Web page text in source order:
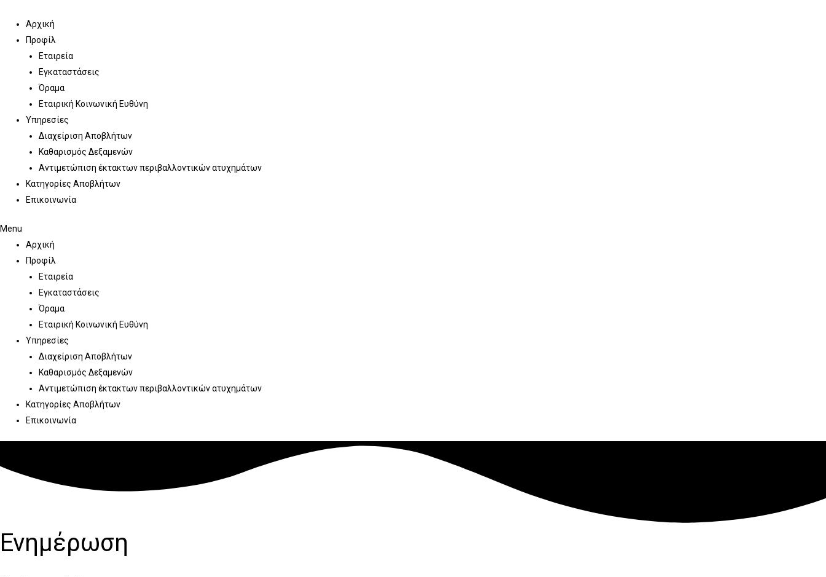
content
Αρχική
Προφίλ
Εταιρεία
Εγκαταστάσεις
Όραμα
Εταιρική Κοινωνική Ευθύνη
Υπηρεσίες
Διαχείριση Αποβλήτων
Καθαρισμός Δεξαμενών
Αντιμετώπιση έκτακτων περιβαλλοντικών ατυχημάτων
Κατηγορίες Αποβλήτων
Επικοινωνία
Menu
Αρχική
Προφίλ
Εταιρεία
Εγκαταστάσεις
Όραμα
Εταιρική Κοινωνική Ευθύνη
Υπηρεσίες
Διαχείριση Αποβλήτων
Καθαρισμός Δεξαμενών
Αντιμετώπιση έκτακτων περιβαλλοντικών ατυχημάτων
Κατηγορίες Αποβλήτων
Επικοινωνία
Ενημέρωση